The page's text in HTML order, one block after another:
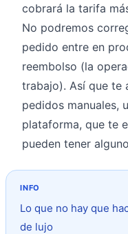
cobrará la tarifa
No podremos
pedido entre en
reembolso (la
trabajo). Así que te
pedidos manuales,
plataforma, que te
pueden tener
Lo que no hay que
de lujo